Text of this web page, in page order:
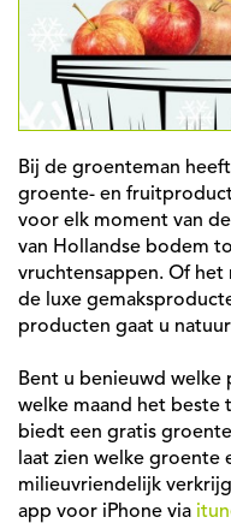
Bij de groenteman
groente- en
voor elk moment van
van Hollandse bodem
vruchtensappen. Of
de luxe
producten gaat u
Bent u benieuwd
welke maand het beste
biedt een gratis
laat zien welke groente
milieuvriendelijk
app voor iPhone via